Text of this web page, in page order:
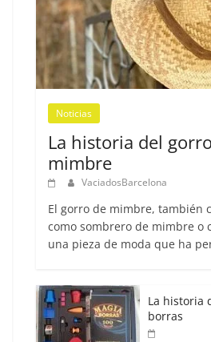
Noticias
La historia del
mimbre
VaciadosBarcelona
El gorro de mimbre, también
como sombrero de mimbre o
una pieza de moda que ha
La historia
borras